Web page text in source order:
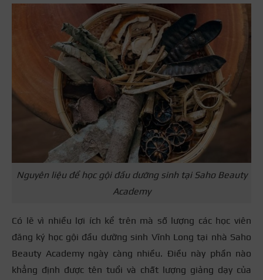
Nguyên liệu để học gội đầu dưỡng sinh tại Saho Beauty
Academy
Có lẽ vì nhiều lợi ích kể trên mà số lượng các học viên
đăng ký học gội đầu dưỡng sinh Vĩnh Long tại nhà Saho
Beauty Academy ngày càng nhiều. Điều này phần nào
khẳng định được tên tuổi và chất lượng giảng dạy của